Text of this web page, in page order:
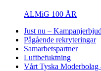
ALMiG 100 ÅR
Just nu –
Pågående rekryteringar
Samarbetspartner
Luftbefuktning
Vårt Tyska